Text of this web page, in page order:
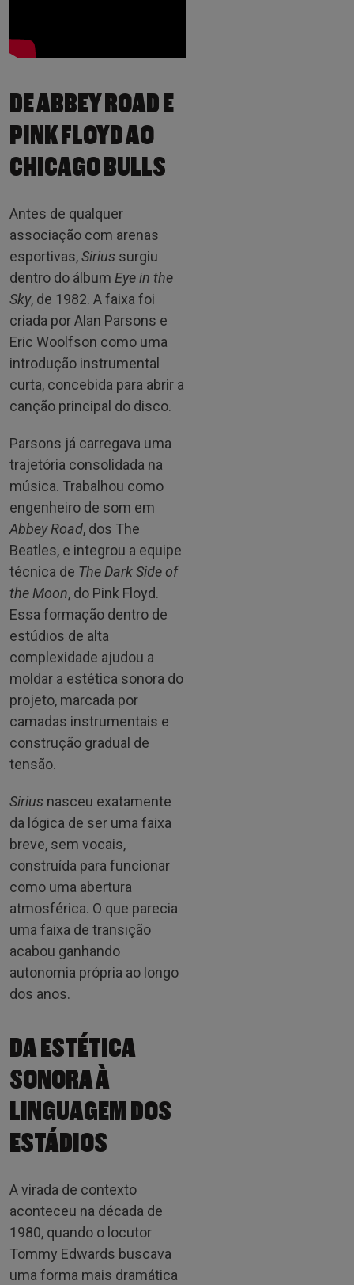
DE ABBEY ROAD E
PINK FLOYD AO
CHICAGO BULLS
Antes de qualquer
associação com arenas
esportivas,Sirius surgiu
dentro do álbum Eye in the
Sky, de 1982. A faixa foi
criada por Alan Parsons e
Eric Woolfson como uma
introdução instrumental
curta, concebida para abrir a
canção principal do disco.
Parsons já carregava uma
trajetória consolidada na
música. Trabalhou como
engenheiro de som em
Abbey Road, dos The
Beatles, e integrou a equipe
técnica de The Dark Side of
the Moon, do Pink Floyd.
Essa formação dentro de
estúdios de alta
complexidade ajudou a
moldar a estética sonora do
projeto, marcada por
camadas instrumentais e
construção gradual de
tensão.
Sirius nasceu exatamente
da lógica de ser uma faixa
breve, sem vocais,
construída para funcionar
como uma abertura
atmosférica. O que parecia
uma faixa de transição
acabou ganhando
autonomia própria ao longo
dos anos.
DA ESTÉTICA
SONORA À
LINGUAGEM DOS
ESTÁDIOS
A virada de contexto
aconteceu na década de
1980, quando o locutor
Tommy Edwards buscava
uma forma mais dramática